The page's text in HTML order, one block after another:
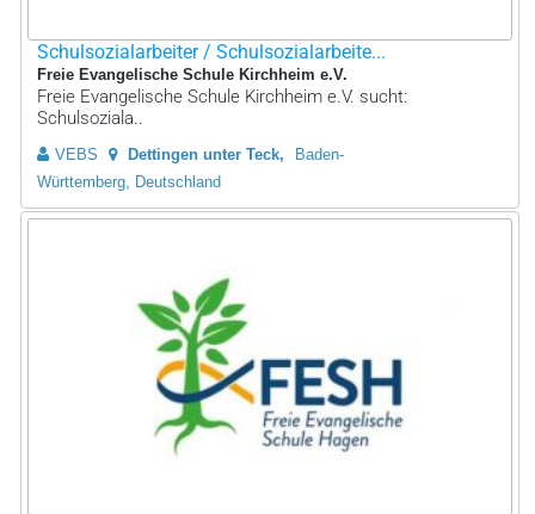
Schulsozialarbeiter / Schulsozialarbeite...
Freie Evangelische Schule Kirchheim e.V.
Freie Evangelische Schule Kirchheim e.V. sucht:
Schulsoziala..
VEBS Dettingen unter Teck
Baden-
Württemberg, Deutschland